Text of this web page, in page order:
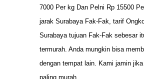
7000 Per kg Dan Pelni Rp 15500
jarak Surabaya Fak-Fak, tarif
Surabaya tujuan Fak-Fak sebesar
termurah. Anda mungkin bisa
dengan tempat lain. Kami jamin
paling murah.